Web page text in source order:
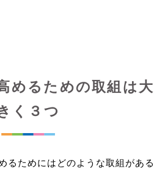
めるための取組は大
く３つ
るためにはどのような取組がある